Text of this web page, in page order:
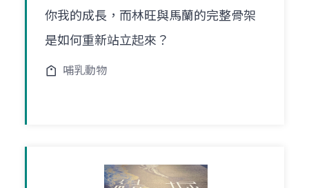
你我的成長，而林旺與馬蘭的完整骨架
是如何重新站立起來？
哺乳動物